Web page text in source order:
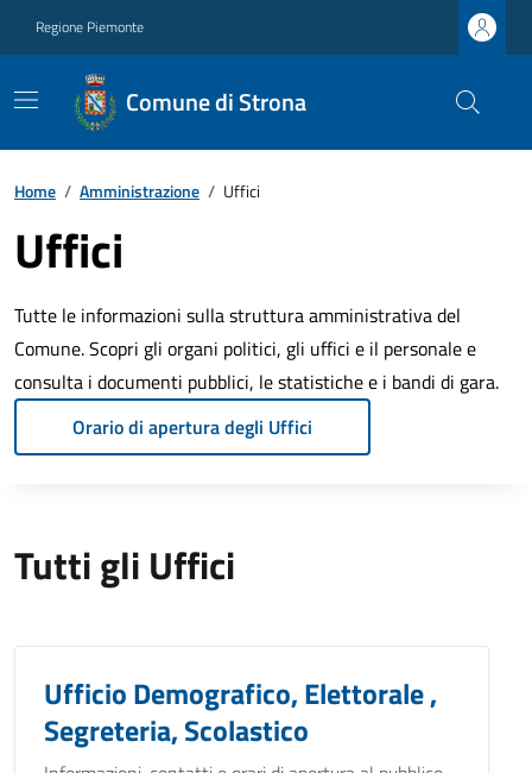
Regione Piemonte
Comune di Strona
Home / Amministrazione / Uffici
Uffici
Tutte le informazioni sulla struttura amministrativa del
Comune. Scopri gli organi politici, gli uffici e il personale e
consulta i documenti pubblici, le statistiche e i bandi di gara.
Orario di apertura degli Uffici
Tutti gli Uffici
Ufficio Demografico, Elettorale ,
Segreteria, Scolastico